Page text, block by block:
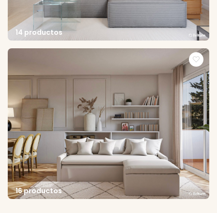
14 productos
16 productos